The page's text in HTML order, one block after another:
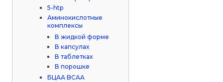
5-htp
Аминокислотные
комплексы
В жидкой форме
В капсулах
В таблетках
В порошке
БЦАА BCAA